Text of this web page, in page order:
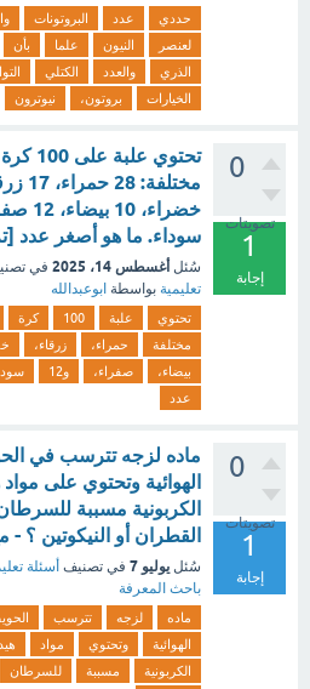
حددي عدد البروتونات
لعنصر
النيون علما بأن
الذري
والعدد الكتلي
الخيارات
بروتون، نيوترون
0
تصويتات
1
إجابة
تحتوي
سوداء. ما هو أصغر عدد
سُئل أغسطس 14، 2025 في
تعليمية بواسطة ابوعبدالله
تحتوي علبة 100 كرة
مختلفة
حمراء، زرقاء،
بيضاء،
صفراء، و12
عدد
0
تصويتات
1
إجابة
ماده لزجه تترسب في
الهوائية وتحتوي على
الكربونية مسببة
القطران أو النيكوتين ؟
سُئل يوليو 7 في تصنيف أسئلة
باحث المعرفة
ماده لزجه تترسب
الهوائية
وتحتوي مواد
الكربونية
مسببة للسرطان